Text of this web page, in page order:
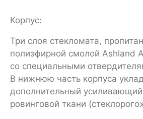
Корпус:
Три слоя стекломата,
полиэфирной смолой Ashland
со специальными
В нижнюю часть корпуса
дополнительный усиливающий
ровинговой ткани